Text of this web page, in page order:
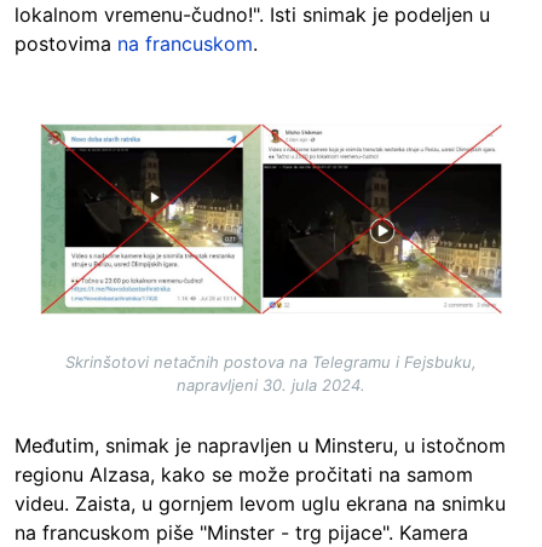
lokalnom vremenu-čudno!". Isti snimak je podeljen u
postovima na francuskom.
Image
Skrinšotovi netačnih postova na Telegramu i Fejsbuku,
napravljeni 30. jula 2024.
Međutim, snimak je napravljen u Minsteru, u istočnom
regionu Alzasa, kako se može pročitati na samom
videu. Zaista, u gornjem levom uglu ekrana na snimku
na francuskom piše "Minster - trg pijace". Kamera